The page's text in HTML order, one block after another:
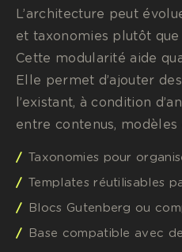
L’architecture peut
et taxonomies plutôt
Cette modularité aide
Elle permet d’ajouter
l’existant, à condition
entre contenus, modèles
Taxonomies pour
Templates réutilisables
Blocs Gutenberg ou
Base compatible avec